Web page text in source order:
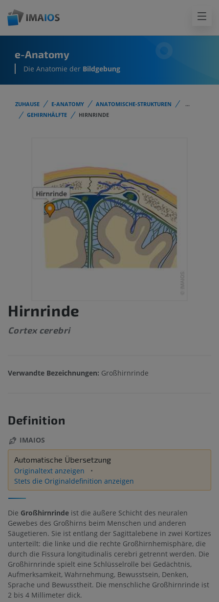
e-Anatomy
Die Anatomie der Bildgebung
ZUHAUSE E-ANATOMY ANATOMISCHE-STRUKTUREN
...
GEHIRNHÄLFTE
HIRNRINDE
Hirnrinde
Cortex cerebri
Verwandte Bezeichnungen: Großhirnrinde
Definition
IMAIOS
Automatische Übersetzung
Originaltext anzeigen
Stets die Originaldefinition anzeigen
Die Großhirnrinde ist die äußere Schicht des neuralen
Gewebes des Großhirns beim Menschen und anderen
Säugetieren. Sie ist entlang der Sagittalebene in zwei Kortizes
unterteilt: die linke und die rechte Großhirnhemisphäre, die
durch die Fissura longitudinalis cerebri getrennt werden. Die
Großhirnrinde spielt eine Schlüsselrolle bei Gedächtnis,
Aufmerksamkeit, Wahrnehmung, Bewusstsein, Denken,
Sprache und Bewusstheit. Die menschliche Großhirnrinde ist
2 bis 4 Millimeter dick.